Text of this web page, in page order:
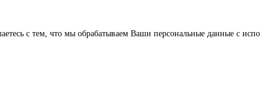
с тем, что мы обрабатываем Ваши персональные данные с